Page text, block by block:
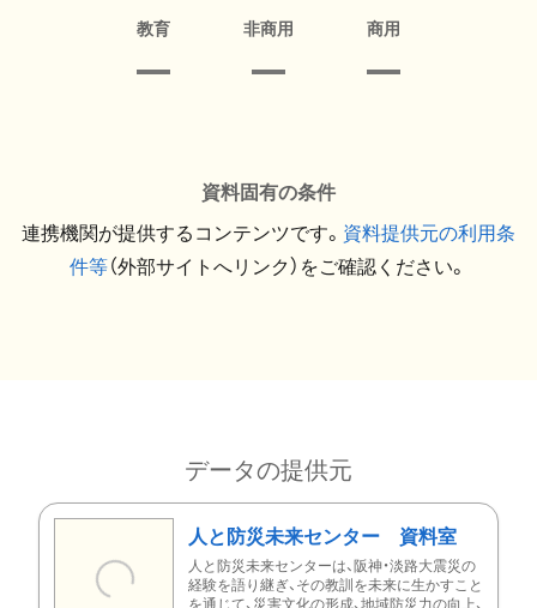
教育 非商用 商用
資料固有の条件
連携機関が提供するコンテンツです。 資料提供元の利用条
件等（外部サイトへリンク）をご確認ください。
データの提供元
人と防災未来センター 資料室
人と防災未来センターは、阪神・淡路大震災の
経験を語り継ぎ、その教訓を未来に生かすこと
を通じて、災害文化の形成、地域防災力の向上、